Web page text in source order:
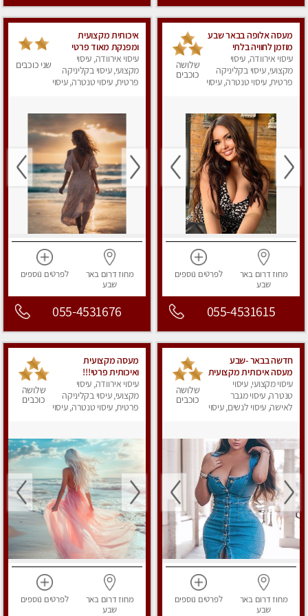
מעסה אלופה בבאר שבע
מוזמן לחוויה בלתי
נשכחת!!!עיסוי מפנק
ביותר במקום פרטי
לחלוטין!
עיסוי אירוודה, עיסוי
מקצועי, עיסוי בקליניקה
פרטית, עיסוי טנטרה, עיסוי
שלושה
כוכבים
מחוז דרום באר
שבע
לפרטים נוספים
055-4531615
איכותית מקצועית
ומפנקת מאוד פרטי
עיסוי אירוודה, עיסוי
מקצועי, עיסוי בקליניקה
פרטית, עיסוי טנטרה, עיסוי
שני כוכבים
מחוז דרום באר
שבע
לפרטים נוספים
055-4531676
חדשה בבאר -שבע
מעסה איכותית מקצועית
ומפנקת
עיסוי מקצועי, עיסוי
טנטרה, עיסוי מגבר
לאישה, עיסוי לנשים, עיסוי
שלושה
כוכבים
מחוז דרום באר
שבע
לפרטים נוספים
מעסה מקצועית
ואיכותית פרטי!!!
עיסוי אירוודה, עיסוי
מקצועי, עיסוי בקליניקה
פרטית, עיסוי טנטרה, עיסוי
שלושה
כוכבים
מחוז דרום באר
שבע
לפרטים נוספים